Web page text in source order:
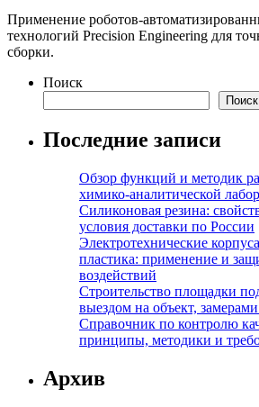
Применение роботов-
технологий Precision Engineering для
сборки.
Поиск
Поиск
Последние записи
Обзор функций и методик
химико-аналитической
Силиконовая резина:
условия доставки по России
Электротехнические
пластика: применение и
воздействий
Строительство площадки
выездом на объект,
Справочник по контролю
принципы, методики и
Архив